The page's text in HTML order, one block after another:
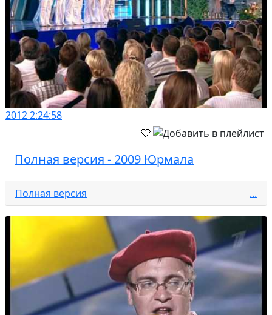
20122:24:58
Полная версия - 2009 Юрмала
Полная версия ...